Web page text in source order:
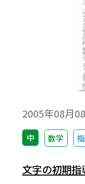
2005年08月
中 数学
文字の初期